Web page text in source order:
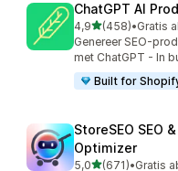
ChatGPT AI
4,9van 5 sterren
(458)
458 recensies in
•
Genereer SEO-
met ChatGPT - In
Built for
StoreSEO SEO
Optimizer
5,0van 5 sterren
(671)•